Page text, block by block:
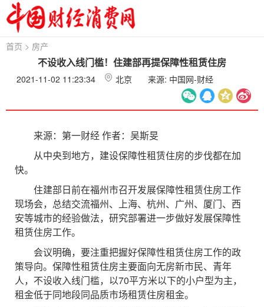
首页 > 房产
不设收入线门槛！住建部再提保障性租赁住房
2021-11-02 11:23:34 北京 来源: 中国网-财经
来源：第一财经 作者：吴斯旻
从中央到地方，建设保障性租赁住房的步伐都在加
快。
住建部日前在福州市召开发展保障性租赁住房工作
现场会，总结交流福州、上海、杭州、广州、厦门、西
安等城市的经验做法，研究部署进一步做好发展保障性
租赁住房工作。
会议明确，要注重把握好保障性租赁住房工作的政
策导向。保障性租赁住房主要面向无房新市民、青年
人，不设收入线门槛，以70平方米以下的小户型为主，
租金低于同地段同品质市场租赁住房租金。